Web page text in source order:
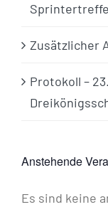
Zusätzlicher
Protokoll –
Anstehende
Es sind keine